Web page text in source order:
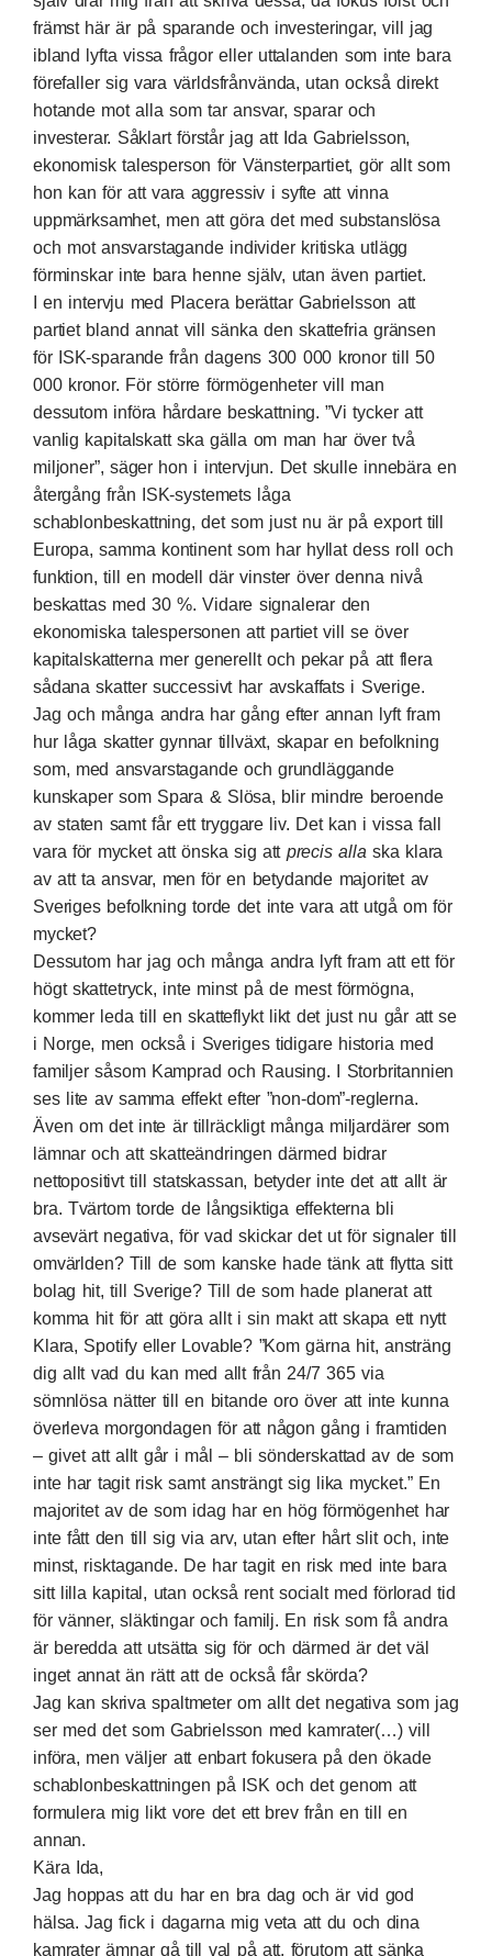
främst här är på sparande och investeringar, vill jag
ibland lyfta vissa frågor eller uttalanden som inte bara
förefaller sig vara världsfrånvända, utan också direkt
hotande mot alla som tar ansvar, sparar och
investerar. Såklart förstår jag att Ida Gabrielsson,
ekonomisk talesperson för Vänsterpartiet, gör allt som
hon kan för att vara aggressiv i syfte att vinna
uppmärksamhet, men att göra det med substanslösa
och mot ansvarstagande individer kritiska utlägg
förminskar inte bara henne själv, utan även partiet.
I en intervju med Placera berättar Gabrielsson att
partiet bland annat vill sänka den skattefria gränsen
för ISK-sparande från dagens 300 000 kronor till 50
000 kronor. För större förmögenheter vill man
dessutom införa hårdare beskattning. ”Vi tycker att
vanlig kapitalskatt ska gälla om man har över två
miljoner”, säger hon i intervjun. Det skulle innebära en
återgång från ISK-systemets låga
schablonbeskattning,det som just nu är på export till
Europa, samma kontinent som har hyllat dess roll och
funktion, till en modell där vinster över denna nivå
beskattas med 30 %. Vidare signalerar den
ekonomiska talespersonen att partiet vill se över
kapitalskatterna mer generellt och pekar på att flera
sådana skatter successivt har avskaffats i Sverige.
Jag och många andra har gång efter annan lyft fram
hur låga skatter gynnar tillväxt, skapar en befolkning
som, med ansvarstagande och grundläggande
kunskaper som Spara & Slösa, blir mindre beroende
av staten samt får ett tryggare liv. Det kan i vissa fall
vara för mycket att önska sig att precis alla ska klara
av att ta ansvar, men för en betydande majoritet av
Sveriges befolkning torde det inte vara att utgå om för
mycket?
Dessutom har jag och många andra lyft fram att ett för
högt skattetryck, inte minst på de mest förmögna,
kommer leda tillen skatteflykt likt det just nu går att se
i Norge, men också i Sveriges tidigare historia med
familjer såsom Kamprad och Rausing. I Storbritannien
ses lite av samma effekt efter ”non-dom”-reglerna.
Även om det inte är tillräckligt många miljardärer som
lämnar och att skatteändringen därmed bidrar
nettopositivt till statskassan, betyder inte det att allt är
bra. Tvärtom torde de långsiktiga effekterna bli
avsevärt negativa, för vad skickar det ut för signaler till
omvärlden? Till de som kanske hade tänk att flytta sitt
bolag hit, till Sverige? Till de som hade planerat att
komma hit för att göra allt i sin makt att skapa ett nytt
Klara, Spotify eller Lovable? ”Kom gärna hit, ansträng
dig allt vad du kan med allt från 24/7 365 via
sömnlösa nätter till en bitande oro över att inte kunna
överleva morgondagen för att någon gång i framtiden
– givet att allt går i mål – bli sönderskattad av de som
inte har tagit risk samt ansträngt sig lika mycket.” En
majoritet av de som idag har en hög förmögenhet har
inte fått den till sig via arv, utan efter hårt slit och, inte
minst, risktagande. De har tagit en risk med inte bara
sitt lilla kapital, utan också rent socialt med förlorad tid
för vänner, släktingar och familj. En risk som få andra
är beredda att utsätta sig för och därmed är det väl
inget annat än rätt att de också får skörda?
Jag kan skriva spaltmeter om allt det negativa som jag
ser med det som Gabrielsson med kamrater(…) vill
införa, men väljer att enbart fokusera på den ökade
schablonbeskattningen på ISK och det genom att
formulera mig likt vore det ett brev från en till en
annan.
Kära Ida,
Jag hoppas att du har en bra dag och är vid god
hälsa. Jag fick i dagarna mig veta att du och dina
kamrater ämnar gå till val på att, förutom att sänka